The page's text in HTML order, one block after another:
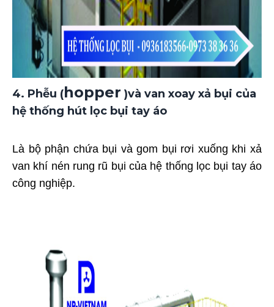
4. Phễu (hopper )và van xoay xả bụi của
hệ thống hút lọc bụi tay áo
Là bộ phận chứa bụi và gom bụi rơi xuống khi xả
van khí nén rung rũ bụi của hệ thống lọc bụi tay áo
công nghiệp.